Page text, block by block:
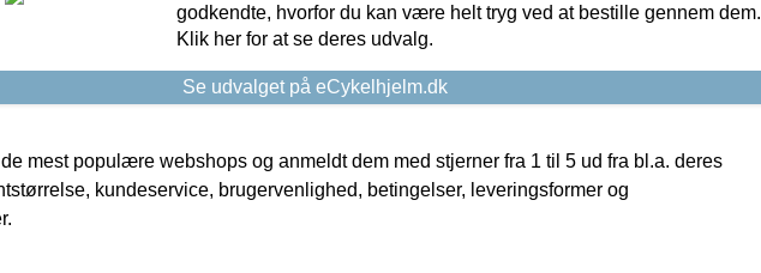
godkendte, hvorfor du kan være helt tryg ved at bestille gennem dem.
Klik her for at se deres udvalg.
Se udvalget på eCykelhjelm.dk
mest populære webshops og anmeldt dem med stjerner fra 1 til 5 ud fra bl.a. deres
kundeservice, brugervenlighed, betingelser, leveringsformer og